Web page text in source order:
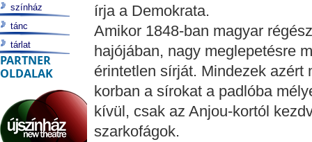
írja a Demokrata.
Amikor 1848-ban magyar
hajójában, nagy meglepetésre
érintetlen sírját. Mindezek azért
korban a sírokat a padlóba
kívül, csak az Anjou-kortól
szarkofágok.
színház
tánc
tárlat
PARTNER
OLDALAK